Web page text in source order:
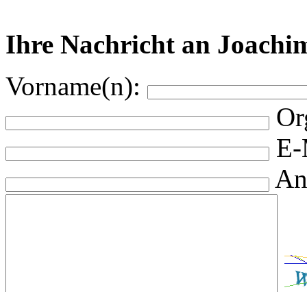
Ihre Nachricht an
Vorname(n):